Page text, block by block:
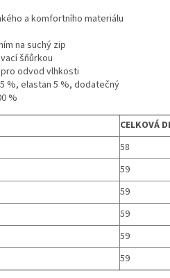
a komfortního materiálu
na suchý zip
šňůrkou
odvod vlhkosti
%, elastan 5 %, dodatečný
%
CELKOVÁ
58
59
59
59
59
59